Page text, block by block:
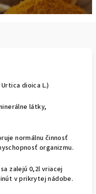
dioica L.)
látky,
normálnu činnosť
organizmu.
zalejú 0,2l vriacej
v prikrytej nádobe.